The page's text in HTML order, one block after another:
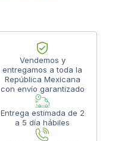
Vendemos y
entregamos a toda la
República Mexicana
con envío garantizado
Entrega estimada de 2
a 5 día hábiles